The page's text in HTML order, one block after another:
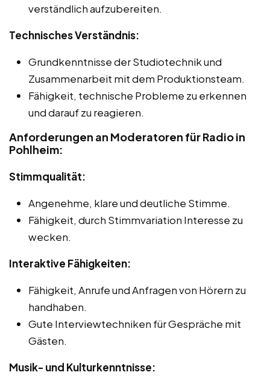
verständlich aufzubereiten.
Technisches Verständnis:
Grundkenntnisse der Studiotechnik und
Zusammenarbeit mit dem Produktionsteam.
Fähigkeit, technische Probleme zu erkennen
und darauf zu reagieren.
Anforderungen an Moderatoren für Radio in
Pohlheim:
Stimmqualität:
Angenehme, klare und deutliche Stimme.
Fähigkeit, durch Stimmvariation Interesse zu
wecken.
Interaktive Fähigkeiten:
Fähigkeit, Anrufe und Anfragen von Hörern zu
handhaben.
Gute Interviewtechniken für Gespräche mit
Gästen.
Musik- und Kulturkenntnisse: